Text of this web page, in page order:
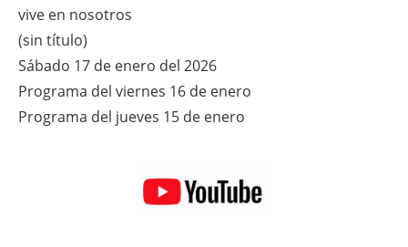
vive en nosotros
(sin título)
Sábado 17 de enero del 2026
Programa del viernes 16 de enero
Programa del jueves 15 de enero